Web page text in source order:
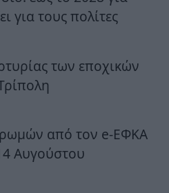
για τους πολίτες
των εποχικών
από τον e-ΕΦΚΑ
Αυγούστου